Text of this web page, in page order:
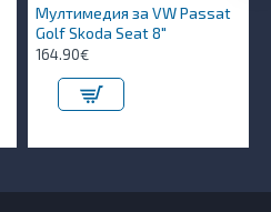
Мултимедия за VW Passat
Golf Skoda Seat 8"
164.90€